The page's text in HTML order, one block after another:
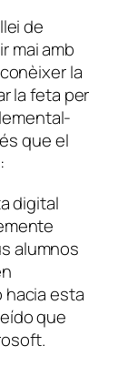
de
mai amb
la
la feta per
que el
digital
alumnos
hacia esta
que